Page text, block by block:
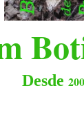
Desde